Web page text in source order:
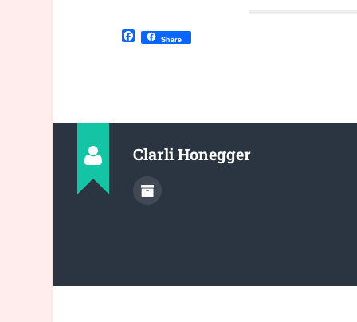
Facebook
Share
Clarli Honegger